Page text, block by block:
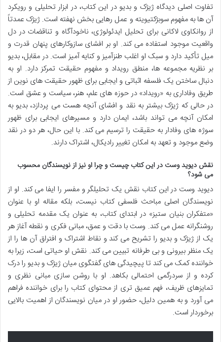
تفاوت اصلی دیدگاه ژیژک و بدیو در این کتاب، در ابزار تحلیلی و رویکرد
آن ها به مفهوم سوبژکتیویته و عمل رهایی بخش نهفته است. ژیژک عمدتاً
از روانکاوی لاکانی برای تحلیل ایدئولوژی، ناخودآگاه و تناقضات در دل
واقعیت موجود استفاده می کند. او بر افشای سازوکارهای پنهان قدرت و
میل تأکید دارد و سبک او اغلب طنزآمیز و کنایه آمیز است. در مقابل، بدیو
بر نظریه مجموعه ها، منطق رویداد و مفهوم حقیقت تمرکز دارد. او به
دنبال ساختن یک فلسفه اثباتی و ایجابی برای ظهور حقیقت های نوین از
طریق وفاداری به «رویداد» در حوزه های علم، هنر، سیاست و عشق است.
در حالی که ژیژک بیشتر به نقد و افشای آنچه هست می پردازد، بدیو به
امکان آنچه می تواند باشد، ایمان دارد و مسیرهای ایجابی برای ظهور
سوژه های وفادار به حقیقت را ترسیم می کند. با این حال، هر دو در نقد
وضع موجود و تعهد به امکان تغییر رادیکال، اشتراک دارند.
نقش دیوید وست در این کتاب چیست و چرا او نیز از نویسندگان محسوب
می شود؟
دیوید وست در این کتاب نقش یک تحلیلگر و مفسر را ایفا می کند. او از
نویسندگان اصلی مباحث فلسفی کتاب نیست، بلکه مقاله او با عنوان
«متفکران بنیان ستیز» در ابتدای کتاب، به عنوان یک مقدمه تحلیلی و
روشنگرانه عمل می کند. وست با دقت و عمق، مبانی فکری و نقطه آغاز هر
یک از ژیژک و بدیو را تشریح می کند و نقاط اشتراک و افتراق آن ها را از
یک منظر بیرونی و بی طرفانه تبیین می کند. نقش او حیاتی است، زیرا به
خواننده کمک می کند تا پیچیدگی های گفتگوی میان ژیژک و بدیو را درک
کرده و از سردرگمی احتمالی بکاهد. او با روشن سازی مبانی نظری و
تمایزهای ظریف، فهم عمیق تری از محتوای کتاب را برای خواننده فراهم
می آورد و به همین دلیل، حضور او در میان نویسندگان از اهمیت بالایی
برخوردار است.